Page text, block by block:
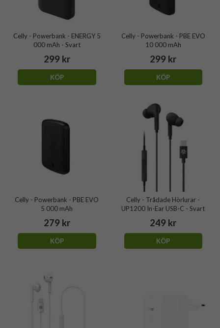
Celly - Powerbank - ENERGY 5
000 mAh - Svart
299 kr
KÖP
Celly - Powerbank - PBE EVO
10 000 mAh
299 kr
KÖP
Celly - Powerbank - PBE EVO
5 000 mAh
279 kr
KÖP
Celly - Trådade Hörlurar -
UP1200 In-Ear USB-C - Svart
249 kr
KÖP